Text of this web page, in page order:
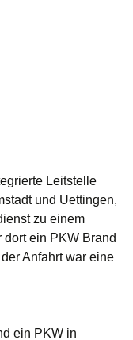
Leitstelle
und Uettingen,
zu einem
ein PKW Brand
Anfahrt war eine
ein PKW in